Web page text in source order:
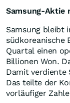
Samsung-Aktie
Samsung bleibt
südkoreanische
Quartal einen
Billionen Won.
Damit verdiente
Das teilte der
vorläufiger